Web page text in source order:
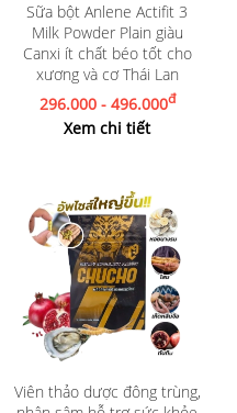
Sữa bột Anlene Actifit 3
Milk Powder Plain giàu
Canxi ít chất béo tốt cho
xương và cơ Thái Lan
296.000 - 496.000đ
Xem chi tiết
Viên thảo dược đông trùng,